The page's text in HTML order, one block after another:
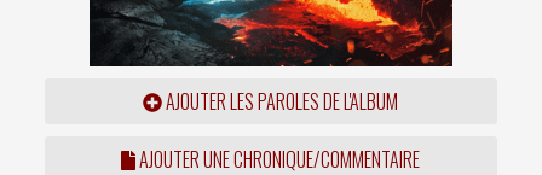
AJOUTER LES PAROLES DE L'ALBUM
AJOUTER UNE CHRONIQUE/COMMENTAIRE